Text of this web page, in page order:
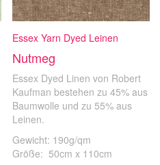
Essex Yarn Dyed Leinen
Nutmeg
Essex Dyed Linen von Robert
Kaufman bestehen zu 45% aus
Baumwolle und zu 55% aus
Leinen.
Gewicht: 190g/qm
Größe: 50cm x 110cm